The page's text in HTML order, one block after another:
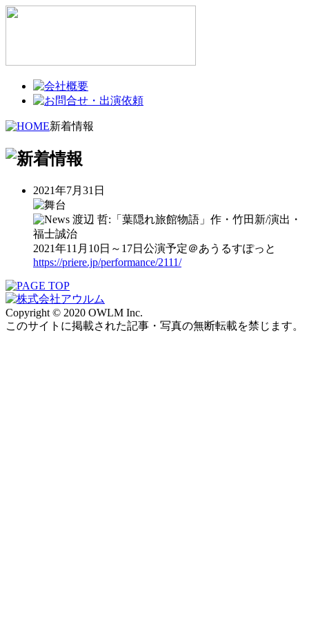
新着情報
2021年7月31日
渡辺 哲:「葉隠れ旅館物語」作・竹田新/演出・
福士誠治
2021年11月10日～17日公演予定＠あうるすぽっと
https://priere.jp/performance/2111/
Copyright © 2020 OWLM Inc.
このサイトに掲載された記事・写真の無断転載を禁じます。